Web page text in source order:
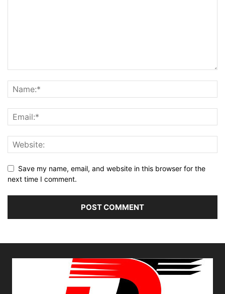
Save my name, email, and website in this browser for the
next time I comment.